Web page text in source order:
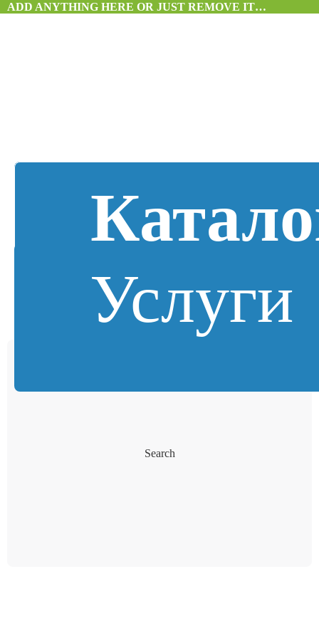
ADD ANYTHING HERE OR JUST REMOVE IT…
Услуги
Search